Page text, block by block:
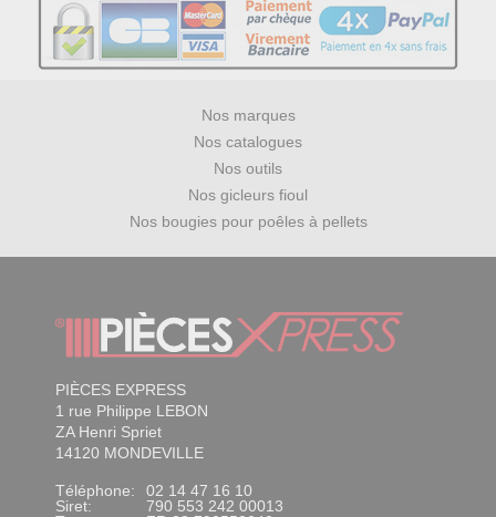
Nos marques
Nos catalogues
Nos outils
Nos gicleurs fioul
Nos bougies pour poêles à pellets
PIÈCES EXPRESS
1 rue Philippe LEBON
ZA Henri Spriet
14120 MONDEVILLE
Téléphone:
02 14 47 16 10
Siret:
790 553 242 00013